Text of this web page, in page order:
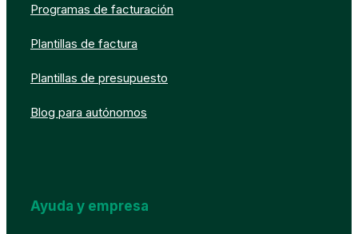
Programas de facturación
Plantillas de factura
Plantillas de presupuesto
Blog para autónomos
Ayuda y empresa